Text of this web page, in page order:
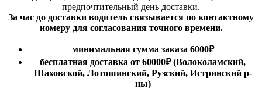
предпочтительный день доставки.
За час до доставки водитель связывается по контактному
номеру для согласования точного времени.
минимальная сумма заказа 6000₽
бесплатная доставка от 60000₽ (Волоколамский,
Шаховской, Лотошинский, Рузский, Истринский р-
ны)